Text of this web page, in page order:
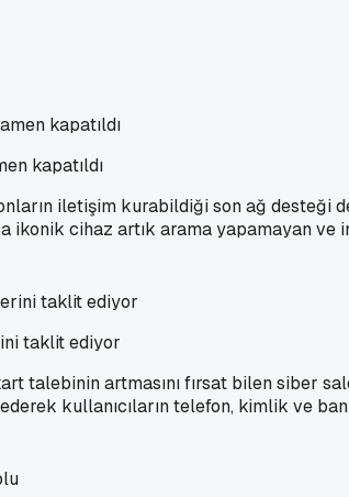
kapatıldı
iletişim kurabildiği son ağ desteği
ikonik cihaz artık arama yapamayan
taklit ediyor
talebinin artmasını fırsat bilen siber
kullanıcıların telefon, kimlik ve